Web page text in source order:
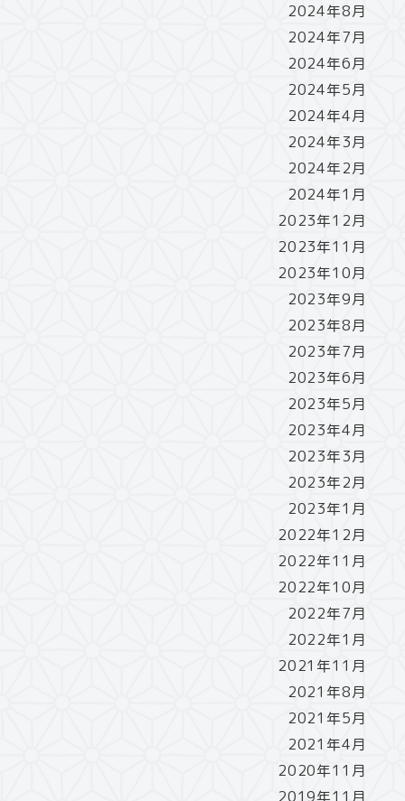
2024年8月
2024年7月
2024年6月
2024年5月
2024年4月
2024年3月
2024年2月
2024年1月
2023年12月
2023年11月
2023年10月
2023年9月
2023年8月
2023年7月
2023年6月
2023年5月
2023年4月
2023年3月
2023年2月
2023年1月
2022年12月
2022年11月
2022年10月
2022年7月
2022年1月
2021年11月
2021年8月
2021年5月
2021年4月
2020年11月
2019年11月